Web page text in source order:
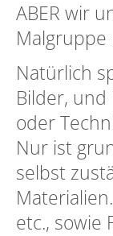
ABER wir
Malgruppe
Natürlich
Bilder, und
oder
Nur ist
selbst
etc., sowie